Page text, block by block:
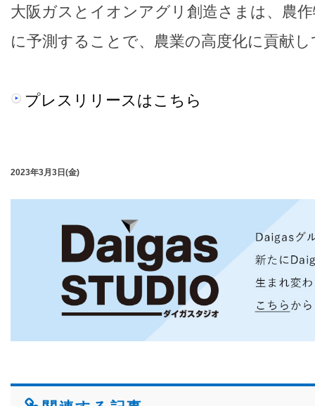
大阪ガスとイオンアグリ創造さまは、農
に予測することで、農業の高度化に貢献
プレスリリースはこちら
2023年3月3日(金)